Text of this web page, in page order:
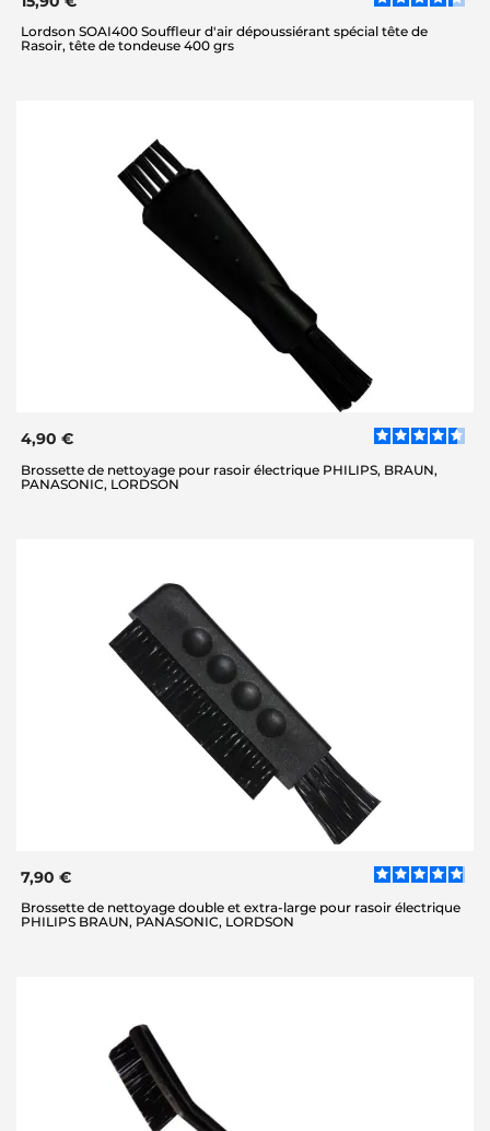
Lordson SOAI400 Souffleur d'air dépoussiérant spécial tête de
Rasoir, tête de tondeuse 400 grs
4,90 €
Brossette de nettoyage pour rasoir électrique PHILIPS, BRAUN,
PANASONIC, LORDSON
7,90 €
Brossette de nettoyage double et extra-large pour rasoir électrique
PHILIPS BRAUN, PANASONIC, LORDSON